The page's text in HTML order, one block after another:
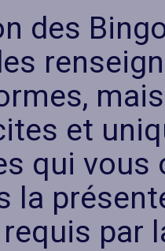
des
et
qui vous
la
par